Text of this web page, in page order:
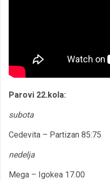
Parovi 22.kola:
subota
Cedevita – Partizan 85:75
nedelja
Mega – Igokea 17.00